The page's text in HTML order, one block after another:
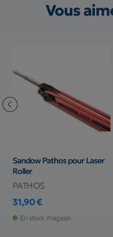
Vous
Sandow Pathos pour Laser
Roller
PATHOS
Prix
31,90 €
En stock magasin